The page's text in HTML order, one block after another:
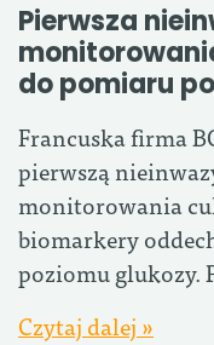
Pierwsza
do pomiaru
Francuska firma
pierwszą
monitorowania
biomarkery
poziomu glukozy.
Czytaj dalej »